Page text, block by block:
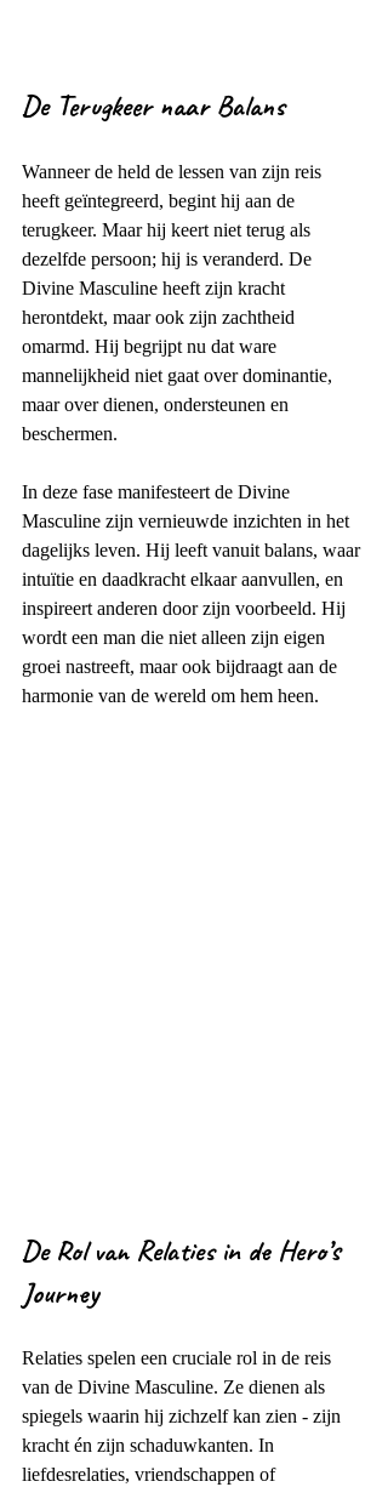
De Terugkeer naar Balans
Wanneer de held de lessen van zijn reis
heeft geïntegreerd, begint hij aan de
terugkeer. Maar hij keert niet terug als
dezelfde persoon; hij is veranderd. De
Divine Masculine heeft zijn kracht
herontdekt, maar ook zijn zachtheid
omarmd. Hij begrijpt nu dat ware
mannelijkheid niet gaat over dominantie,
maar over dienen, ondersteunen en
beschermen.
In deze fase manifesteert de Divine
Masculine zijn vernieuwde inzichten in het
dagelijks leven. Hij leeft vanuit balans, waar
intuïtie en daadkracht elkaar aanvullen, en
inspireert anderen door zijn voorbeeld. Hij
wordt een man die niet alleen zijn eigen
groei nastreeft, maar ook bijdraagt aan de
harmonie van de wereld om hem heen.
De Rol van Relaties in de Hero’s
Journey
Relaties spelen een cruciale rol in de reis
van de Divine Masculine. Ze dienen als
spiegels waarin hij zichzelf kan zien - zijn
kracht én zijn schaduwkanten. In
liefdesrelaties, vriendschappen of